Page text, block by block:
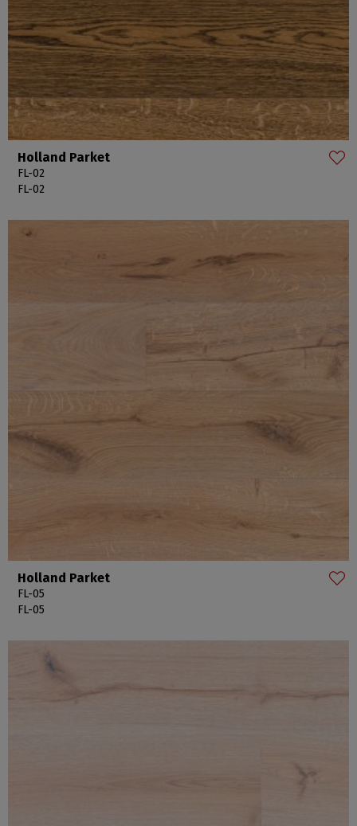
Holland Parket
FL-02
FL-02
Holland Parket
FL-05
FL-05